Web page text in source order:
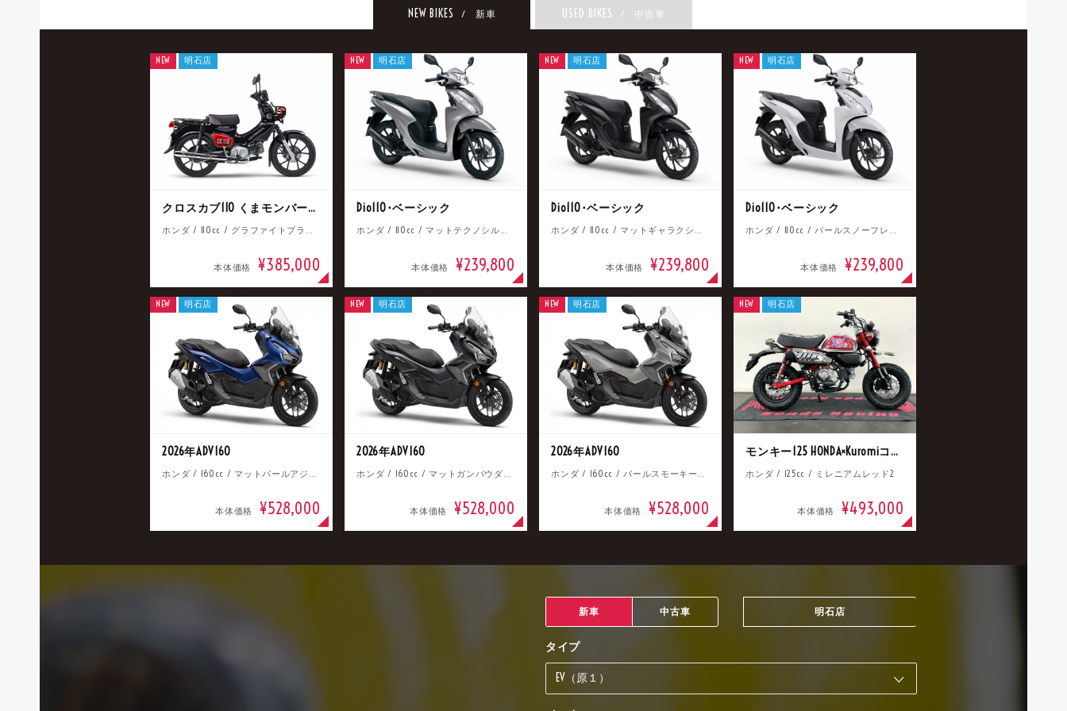
NEW BIKES / 新車 USED BIKES / 中古車
クロスカブ110 くまモンバージョン
ホンダ / 110cc / グラファイトブラック
本体価格 ¥385,000
NEW 明石店
Dio110･ベーシック
ホンダ / 110cc / マットテクノシルバーメタリック
本体価格 ¥239,800
NEW 明石店
Dio110･ベーシック
ホンダ / 110cc / マットギャラクシーブラックメタリック
本体価格 ¥239,800
NEW 明石店
Dio110･ベーシック
ホンダ / 110cc / パールスノーフレークホワイト
本体価格 ¥239,800
NEW 明石店
2026年ADV160
ホンダ / 160cc / マットパールアジャイルブルー
本体価格 ¥528,000
NEW 明石店
2026年ADV160
ホンダ / 160cc / マットガンパウダーブラックメタリック
本体価格 ¥528,000
NEW 明石店
2026年ADV160
ホンダ / 160cc / パールスモーキーグレー
本体価格 ¥528,000
NEW 明石店
モンキー125 HONDA×Kuromiコラボ
ホンダ / 125cc / ミレニアムレッド2
本体価格 ¥493,000
NEW 明石店
新車 中古車 明石店
タイプ